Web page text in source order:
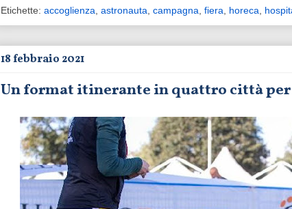
Etichette: accoglienza, astronauta, campagna, fiera, horeca,
18 febbraio 2021
Un format itinerante in quattro città